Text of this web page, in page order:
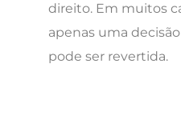
direito. Em muitos
apenas uma
pode ser revertida.